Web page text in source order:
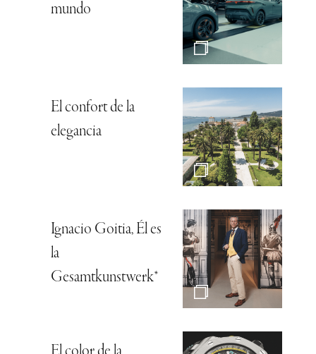
mundo
El confort de la
elegancia
Ignacio Goitia, Él es
la
Gesamtkunstwerk*